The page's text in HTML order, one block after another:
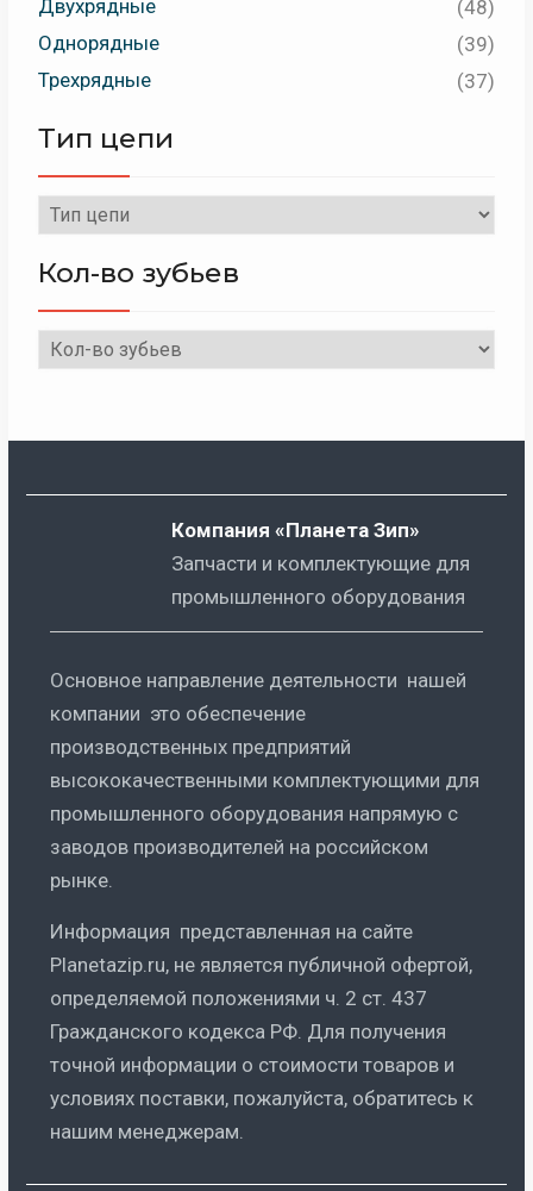
Двухрядные
(48)
Однорядные
(39)
Трехрядные
(37)
Тип цепи
Кол-во зубьев
Компания «Планета Зип»
Запчасти и комплектующие для
промышленного оборудования
Основное направление деятельности нашей
компании это обеспечение
производственных предприятий
высококачественными комплектующими для
промышленного оборудования напрямую с
заводов производителей на российском
рынке.
Информация представленная на сайте
Planetazip.ru, не является публичной офертой,
определяемой положениями ч. 2 ст. 437
Гражданского кодекса РФ. Для получения
точной информации о стоимости товаров и
условиях поставки, пожалуйста, обратитесь к
нашим менеджерам.